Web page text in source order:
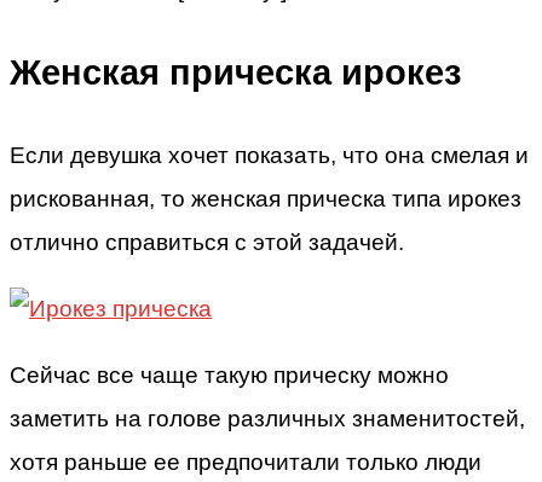
Женская прическа ирокез
Если девушка хочет показать, что она смелая и
рискованная, то женская прическа типа ирокез
отлично справиться с этой задачей.
Сейчас все чаще такую прическу можно
заметить на голове различных знаменитостей,
хотя раньше ее предпочитали только люди